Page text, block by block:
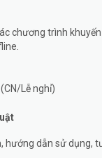
chương trình
Lễ nghỉ)
hướng dẫn sử dụng,